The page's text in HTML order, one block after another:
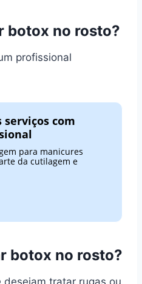
botox no rosto?
profissional
com
para manicures
da cutilagem e
botox no rosto?
tratar rugas ou